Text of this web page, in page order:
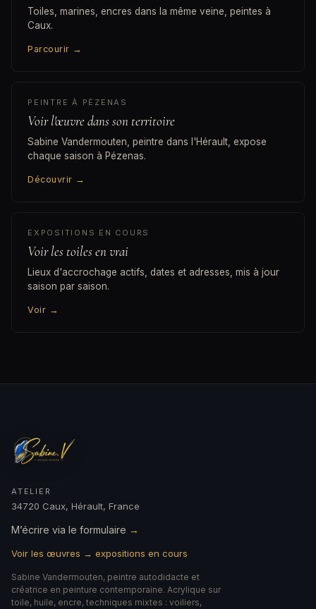
Toiles, marines, encres dans la même veine, peintes à
Caux.
Parcourir →
PEINTRE À PÉZENAS
Voir l'œuvre dans son territoire
Sabine Vandermouten, peintre dans l'Hérault, expose
chaque saison à Pézenas.
Découvrir →
EXPOSITIONS EN COURS
Voir les toiles en vrai
Lieux d'accrochage actifs, dates et adresses, mis à jour
saison par saison.
Voir →
ATELIER
34720 Caux, Hérault, France
M’écrire via le formulaire →
Voir les œuvres → expositions en cours
Sabine Vandermouten, peintre autodidacte et
créatrice en peinture contemporaine. Acrylique sur
toile, huile, encre, techniques mixtes : voiliers,